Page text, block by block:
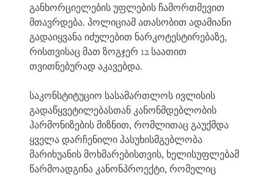
განხორციელების უფლების ჩამორთმევით
მთავრდება. პოლიციამ ათასობით ადამიანი
გადაიყვანა იძულებით ნარკოტესტირებაზე,
რისთვისაც მათ ზოგჯერ 12 საათით
თვითნებურად აკავებდა.
საკონსტიტუციო სასამართლოს ივლისის
გადაწყვეტილებასთან კანონმდებლობის
ჰარმონიზების მიზნით, რომლითაც გაუქმდა
ყველა დარჩენილი პასუხისმგებლობა
მარიხუანის მოხმარებისთვის, ხელისუფლებამ
წარმოადგინა კანონპროექტი, რომელიც